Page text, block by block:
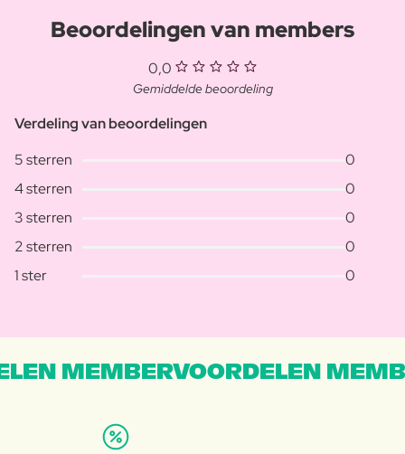
Beoordelingen van members
0,0
Gemiddelde beoordeling
Verdeling van beoordelingen
5 sterren
0
4 sterren
0
3 sterren
0
2 sterren
0
1 ster
0
MEMBERVOORDELEN